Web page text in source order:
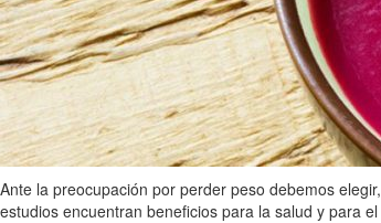
Ante la preocupación por perder peso debemos
estudios encuentran beneficios para la salud y para